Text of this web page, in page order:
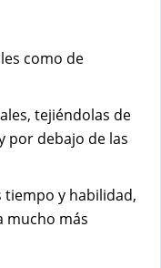
como de
tejiéndolas de
por debajo de las
tiempo y habilidad,
mucho más